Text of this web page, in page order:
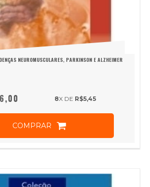
NEUROMUSCULARES, PARKINSON E ALZHEIMER
8X DE R$5,45
COMPRAR